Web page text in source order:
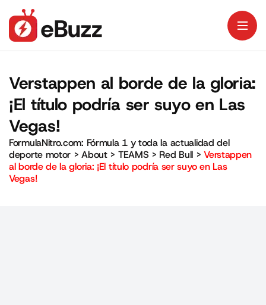
Verstappen al borde de la gloria:
¡El título podría ser suyo en Las
Vegas!
FormulaNitro.com: Fórmula 1 y toda la actualidad del
deporte motor >About> TEAMS > Red Bull >Verstappen
al borde de la gloria: ¡El título podría ser suyo en Las
Vegas!